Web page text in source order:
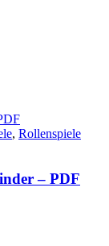
, Rollenspiele
– PDF